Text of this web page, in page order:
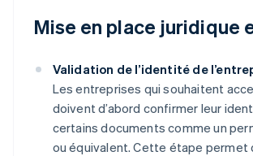
Mise en place juridique
Validation de l’identité de
Les entreprises qui souhaitent
doivent d’abord confirmer leur
certains documents comme un
ou équivalent. Cette étape permet